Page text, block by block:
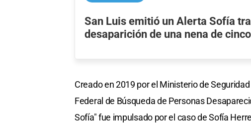
San Luis emitió un Alerta Sofía
desaparición de una nena de
Creado en 2019 por el Ministerio de
Federal de Búsqueda de Personas
Sofía" fue impulsado por el caso de Sofía